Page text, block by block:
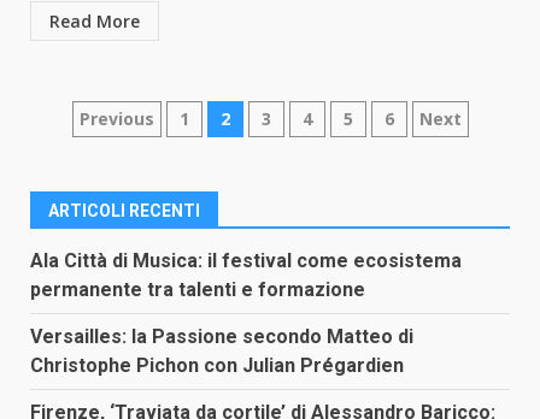
Read More
Paginazione
articoli
Previous 1 2 3 4 5 6 Next
ARTICOLI RECENTI
Ala Città di Musica: il festival come ecosistema
permanente tra talenti e formazione
Versailles: la Passione secondo Matteo di
Christophe Pichon con Julian Prégardien
Firenze, ‘Traviata da cortile’ di Alessandro Baricco: